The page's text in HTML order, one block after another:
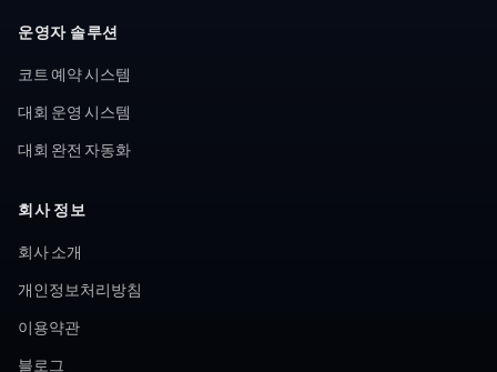
운영자 솔루션
코트 예약 시스템
대회 운영 시스템
대회 완전 자동화
회사 정보
회사 소개
개인정보처리방침
이용약관
블로그